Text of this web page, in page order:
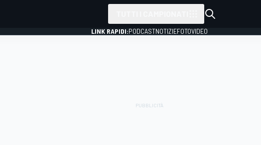
LINK RAPIDI:PODCASTNOTIZIEFOTOVIDEO